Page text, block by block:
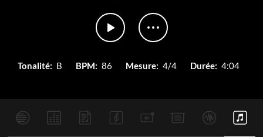
Tonalité: B BPM: 86 Mesure: 4/4 Durée: 4:04